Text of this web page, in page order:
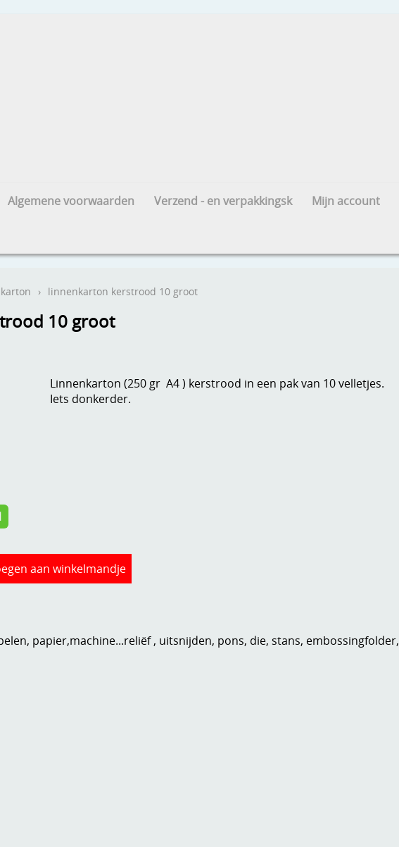
Algemene voorwaarden Verzend - en verpakkingsk Mijn account
› linnenkarton kerstrood 10 groot
10 groot
Linnenkarton (250 gr A4 ) kerstrood in een pak van 10 velletjes.
Iets donkerder.
papier,machine...reliëf , uitsnijden, pons, die, stans, embossingfolder,